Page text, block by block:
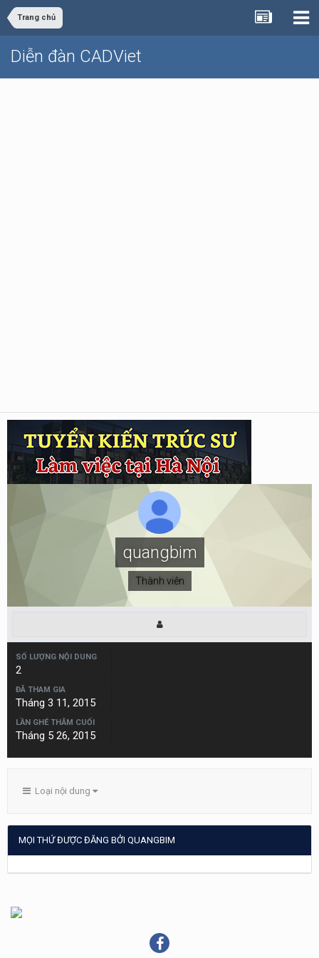
Trang chủ
Diễn đàn CADViet
quangbim
Thành viên
SỐ LƯỢNG NỘI DUNG
2
ĐÃ THAM GIA
Tháng 3 11, 2015
LẦN GHÉ THĂM CUỐI
Tháng 5 26, 2015
Loại nội dung
MỌI THỨ ĐƯỢC ĐĂNG BỞI QUANGBIM